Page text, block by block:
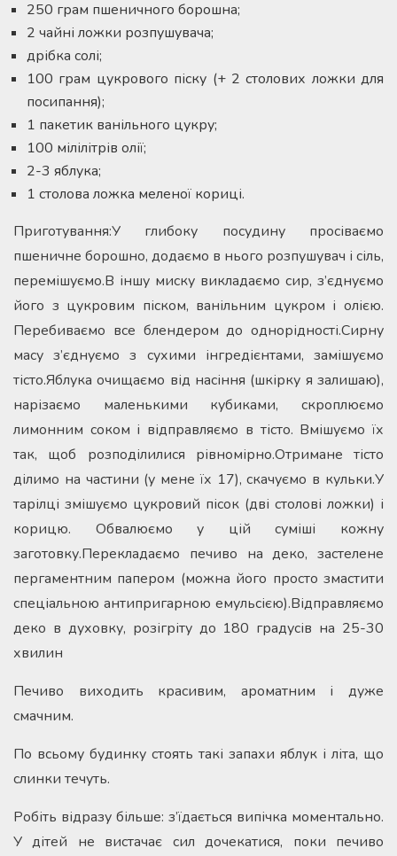
250 грам пшеничного борошна;
2 чайні ложки розпушувача;
дрібка солі;
100 грам цукрового піску (+ 2 столових ложки для
посипання);
1 пакетик ванільного цукру;
100 мілілітрів олії;
2-3 яблука;
1 столова ложка меленої кориці.
Приготування:У глибоку посудину просіваємо
пшеничне борошно, додаємо в нього розпушувач і сіль,
перемішуємо.В іншу миску викладаємо сир, з’єднуємо
його з цукровим піском, ванільним цукром і олією.
Перебиваємо все блендером до однорідності.Сирну
масу з’єднуємо з сухими інгредієнтами, замішуємо
тісто.Яблука очищаємо від насіння (шкірку я залишаю),
нарізаємо маленькими кубиками, скроплюємо
лимонним соком і відправляємо в тісто. Вмішуємо їх
так, щоб розподілилися рівномірно.Отримане тісто
ділимо на частини (у мене їх 17), скачуємо в кульки.У
тарілці змішуємо цукровий пісок (дві столові ложки) і
корицю. Обвалюємо у цій суміші кожну
заготовку.Перекладаємо печиво на деко, застелене
пергаментним папером (можна його просто змастити
спеціальною антипригарною емульсією).Відправляємо
деко в духовку, розігріту до 180 градусів на 25-30
хвилин
Печиво виходить красивим, ароматним і дуже
смачним.
По всьому будинку стоять такі запахи яблук і літа, що
слинки течуть.
Робіть відразу більше: з’їдається випічка моментально.
У дітей не вистачає сил дочекатися, поки печиво